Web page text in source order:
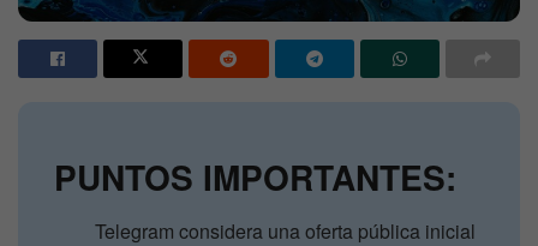
PUNTOS IMPORTANTES:
Telegram considera una oferta pública inicial